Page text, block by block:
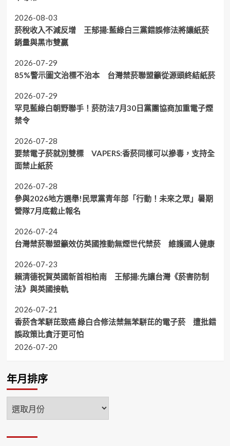
2026-08-03
菸稅收入不減反增 王郁揚:藍綠白三黨錯誤修法將讓紙菸
銷量與黑市雙贏
2026-07-29
85%警示圖文治標不治本 台灣禁菸聯盟籲從源頭終結紙菸
2026-07-29
罕見藍綠白朝野聯手！菸防法7月30日黨團協商加重電子煙
禁令
2026-07-28
要禁電子菸就別雙標 VAPERS:香菸同樣可以摻毒，支持全
面禁止紙菸
2026-07-28
參與2026地方選舉!民眾黨青年部「行動！未來之眾」暑期
營隊7月底截止報名
2026-07-24
台灣禁菸聯盟籲效仿英國推動無煙世代禁菸 維護國人健康
2026-07-23
賴清德祝賀英國新首相柏南 王郁揚:先讓台灣《菸害防制
法》與英國接軌
2026-07-21
香菸含苯駢芘致癌 綠白合修法禁無苯駢芘的電子菸 遭批錯
誤政策比貪汙更可怕
2026-07-20
年月排序
年
月